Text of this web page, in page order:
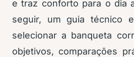
e traz conforto para o dia
seguir, um guia técnico
selecionar a banqueta
objetivos, comparações